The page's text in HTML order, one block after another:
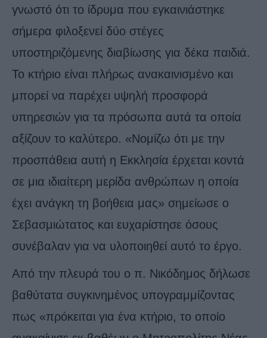
γνωστό ότι το ίδρυμα που εγκαινιάστηκε
σήμερα φιλοξενεί δύο στέγες
υποστηριζόμενης διαβίωσης για δέκα παιδιά.
Το κτήριο είναι πλήρως ανακαινισμένο και
μπορεί να παρέχει υψηλή προσφορά
υπηρεσιών για τα πρόσωπα αυτά τα οποία
αξίζουν το καλύτερο. «Νομίζω ότι με την
προσπάθεια αυτή η Εκκλησία έρχεται κοντά
σε μια ιδιαίτερη μερίδα ανθρώπων η οποία
έχει ανάγκη τη βοήθεια μας» σημείωσε ο
Σεβασμιώτατος και ευχαρίστησε όσους
συνέβαλαν για να υλοποιηθεί αυτό το έργο.
Από την πλευρά του ο π. Νικόδημος δήλωσε
βαθύτατα συγκινημένος υπογραμμίζοντας
πως «πρόκειται για ένα κτήριο, το οποίο